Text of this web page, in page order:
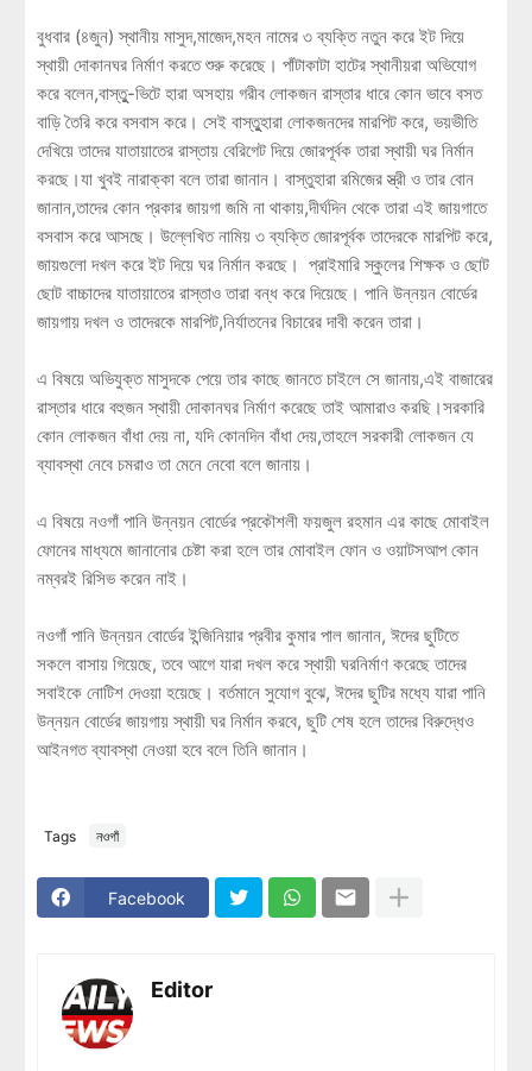
বুধবার (৪জুন) স্থানীয় মাসুদ,মাজেদ,মহন নামের ৩ ব্যক্তি নতুন করে ইট দিয়ে
স্থায়ী দোকানঘর নির্মাণ করতে শুরু করেছে। পাঁটাকাটা হাটের স্থানীয়রা অভিযোগ
করে বলেন,বাস্তুু-ভিটে হারা অসহায় গরীব লোকজন রাস্তার ধারে কোন ভাবে বসত
বাড়ি তৈরি করে বসবাস করে। সেই বাস্তুুহারা লোকজনদের মারপিট করে, ভয়ভীতি
দেখিয়ে তাদের যাতায়াতের রাস্তায় বেরিগেট দিয়ে জোরপূর্বক তারা স্থায়ী ঘর নির্মান
করছে।যা খুবই নারাক্কা বলে তারা জানান। বাস্তুহারা রমিজের স্ত্রী ও তার বোন
জানান,তাদের কোন প্রকার জায়গা জমি না থাকায়,দীর্ঘদিন থেকে তারা এই জায়গাতে
বসবাস করে আসছে। উল্লেখিত নামিয় ৩ ব্যক্তি জোরপূর্বক তাদেরকে মারপিট করে,
জায়গুলো দখল করে ইট দিয়ে ঘর নির্মান করছে। প্রাইমারি স্কুলের শিক্ষক ও ছোট
ছোট বাচ্চাদের যাতায়াতের রাস্তাও তারা বন্ধ করে দিয়েছে। পানি উন্নয়ন বোর্ডের
জায়গায় দখল ও তাদেরকে মারপিট,নির্যাতনের বিচারের দাবী করেন তারা।
এ বিষয়ে অভিযুক্ত মাসুদকে পেয়ে তার কাছে জানতে চাইলে সে জানায়,এই বাজারের
রাস্তার ধারে বহুজন স্থায়ী দোকানঘর নির্মাণ করেছে তাই আমারাও করছি।সরকারি
কোন লোকজন বাঁধা দেয় না, যদি কোনদিন বাঁধা দেয়,তাহলে সরকারী লোকজন যে
ব্যাবস্থা নেবে চমরাও তা মেনে নেবো বলে জানায়।
এ বিষয়ে নওগাঁ পানি উন্নয়ন বোর্ডের প্রকৌশলী ফয়জুল রহমান এর কাছে মোবাইল
ফোনের মাধ্যমে জানানোর চেষ্টা করা হলে তার মোবাইল ফোন ও ওয়াটসআপ কোন
নম্বরই রিসিভ করেন নাই।
নওগাঁ পানি উন্নয়ন বোর্ডের ইন্জিনিয়ার প্রবীর কুমার পাল জানান, ঈদের ছুটিতে
সকলে বাসায় গিয়েছে, তবে আগে যারা দখল করে স্থায়ী ঘরনির্মাণ করেছে তাদের
সবাইকে নোটিশ দেওয়া হয়েছে। বর্তমানে সুযোগ বুঝে, ঈদের ছুটির মধ্যে যারা পানি
উন্নয়ন বোর্ডের জায়গায় স্থায়ী ঘর নির্মান করবে, ছুটি শেষ হলে তাদের বিরুদ্ধেও
আইনগত ব্যাবস্থা নেওয়া হবে বলে তিনি জানান।
Tags নওগাঁ
Facebook
Editor